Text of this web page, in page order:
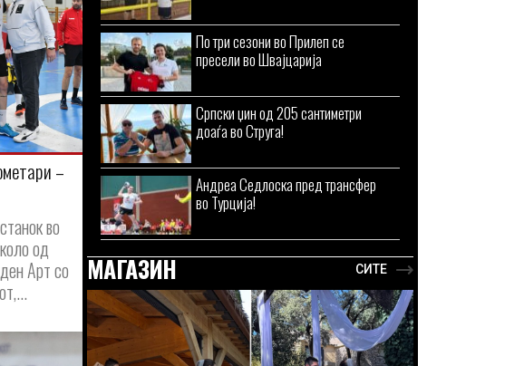
–
во
од
Арт со
По три сезони во Прилеп се
пресели во Швајцарија
Српски џин од 205 сантиметри
доаѓа во Струга!
Андреа Седлоска пред трансфер
во Турција!
МАГАЗИН СИТЕ